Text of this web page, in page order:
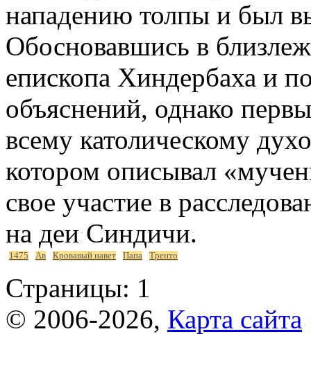
нападению толпы и был
Обосновавшись в
епископа Хиндербаха и
объяснений, однако
всему католическому
котором описывал
свое участие в
на деи Синдичи.
1475 Ав Кровавый навет Папа Тренто
Страницы: 1
© 2006-2026, Карта сайта